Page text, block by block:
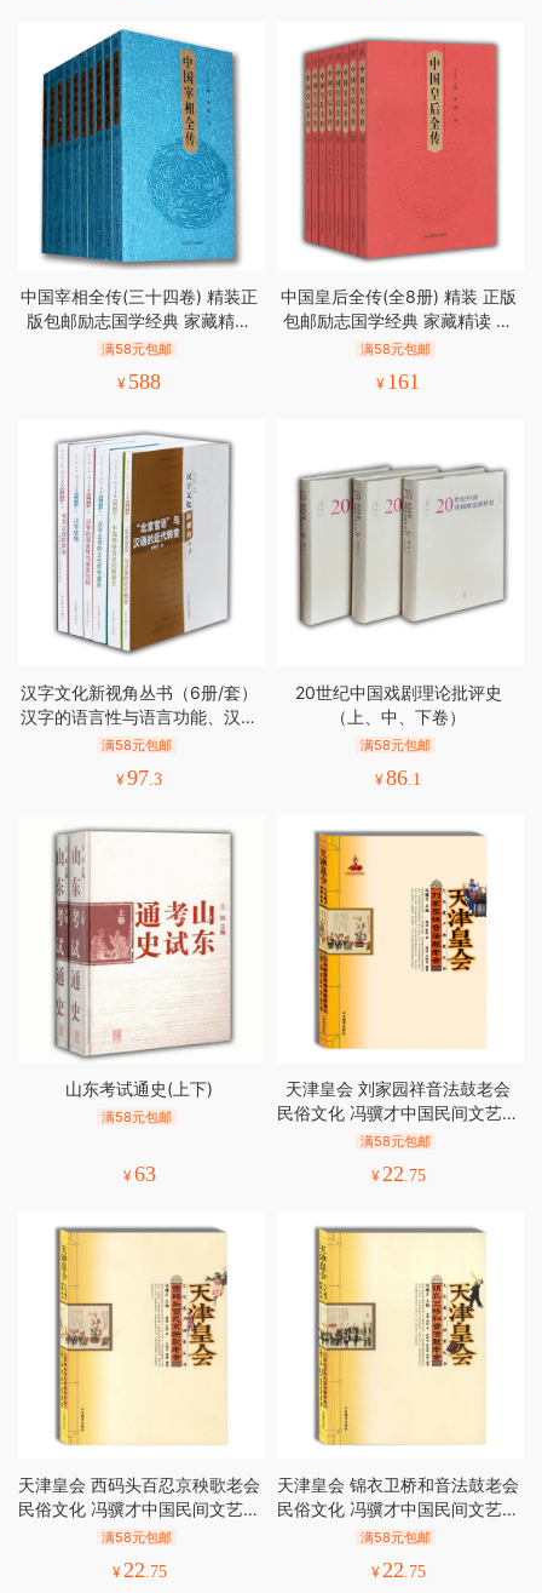
中国宰相全传(三十四卷) 精装正
版包邮励志国学经典 家藏精读
人物传记
满58元包邮
¥ 588
中国皇后全传(全8册) 精装 正版
包邮励志国学经典 家藏精读 人
物传记
满58元包邮
¥ 161
汉字文化新视角丛书（6册/套）
汉字的语言性与语言功能、汉字
主导的文化符号谱系、汉语语言
满58元包邮
¥97.3
20世纪中国戏剧理论批评史
（上、中、下卷）
满58元包邮
¥86.1
山东考试通史(上下)
满58元包邮
¥63
天津皇会 刘家园祥音法鼓老会
民俗文化 冯骥才中国民间文艺最
高奖 山花奖
满58元包邮
¥22.75
天津皇会 西码头百忍京秧歌老会
民俗文化 冯骥才中国民间文艺最
高奖 山花奖
满58元包邮
¥22.75
天津皇会 锦衣卫桥和音法鼓老会
民俗文化 冯骥才中国民间文艺最
高奖 山花奖
满58元包邮
¥22.75